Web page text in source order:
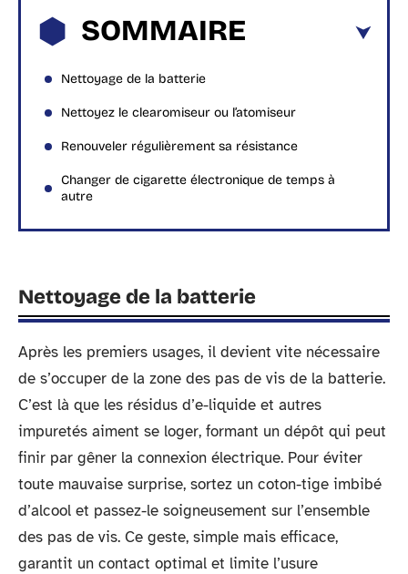
SOMMAIRE
Nettoyage de la batterie
Nettoyez le clearomiseur ou l’atomiseur
Renouveler régulièrement sa résistance
Changer de cigarette électronique de temps à
autre
Nettoyage de la batterie
Après les premiers usages, il devient vite nécessaire
de s’occuper de la zone des pas de vis de la batterie.
C’est là que les résidus d’e-liquide et autres
impuretés aiment se loger, formant un dépôt qui peut
finir par gêner la connexion électrique. Pour éviter
toute mauvaise surprise, sortez un coton-tige imbibé
d’alcool et passez-le soigneusement sur l’ensemble
des pas de vis. Ce geste, simple mais efficace,
garantit un contact optimal et limite l’usure